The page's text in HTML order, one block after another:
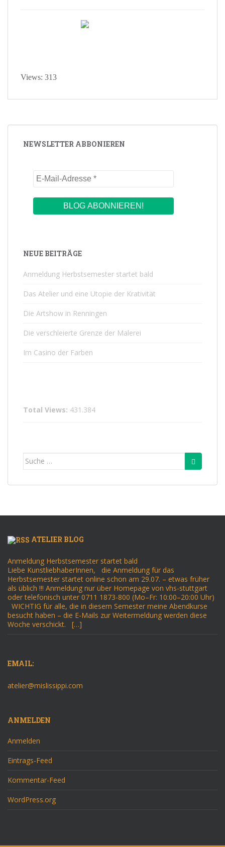
Views: 313
NEWSLETTER ABBONIEREN
NEUE BEITRÄGE
Anmeldung Herbstsemester startet bald
Das Atelier und eine Utopie der Krativität
Die Artshow in Renningen
Die verschleierte Grenze der Malerei
Im Casino der Farben
Total Views: 431.384
Suche
ATELIER BLOG
Anmeldung Herbstsemester startet bald
Liebe KunstliebhaberInnen, die Anmeldung für das
Herbstsemester startet online schon am 29.07. – etwas früher
als üblich !!! Anmeldung nur über Homepage von vhs-stuttgart
oder telefonisch unter 0711 1873-800 (Mo–Fr: 10:00–20:00 Uhr)
WICHTIG für alle, die in diesem Semester meine Abendkurse
besucht haben – die E-Mails zur Weitermeldung werden diese
Woche verschickt. […]
EMAIL:
atelier@mislissippi.com
ANMELDEN
Anmelden
Eintrags-Feed
Kommentar-Feed
WordPress.org